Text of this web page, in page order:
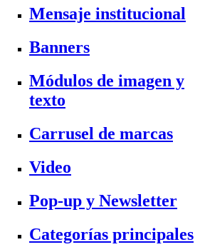
Mensaje institucional
Banners
Módulos de imagen y
texto
Carrusel de marcas
Video
Pop-up y Newsletter
Categorías principales